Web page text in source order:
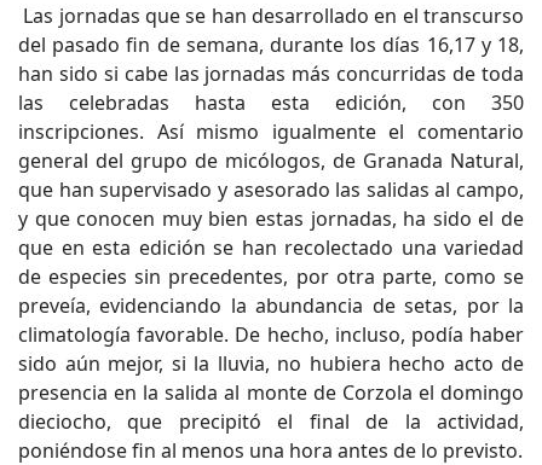
Las jornadas que se han desarrollado en el transcurso
del pasado fin de semana, durante los días 16,17 y 18,
han sido si cabe las jornadas más concurridas de toda
las celebradas hasta esta edición, con 350
inscripciones. Así mismo igualmente el comentario
general del grupo de micólogos, de Granada Natural,
que han supervisado y asesorado las salidas al campo,
y que conocen muy bien estas jornadas, ha sido el de
que en esta edición se han recolectado una variedad
de especies sin precedentes, por otra parte, como se
preveía, evidenciando la abundancia de setas, por la
climatología favorable. De hecho, incluso, podía haber
sido aún mejor, si la lluvia, no hubiera hecho acto de
presencia en la salida al monte de Corzola el domingo
dieciocho, que precipitó el final de la actividad,
poniéndose fin al menos una hora antes de lo previsto.